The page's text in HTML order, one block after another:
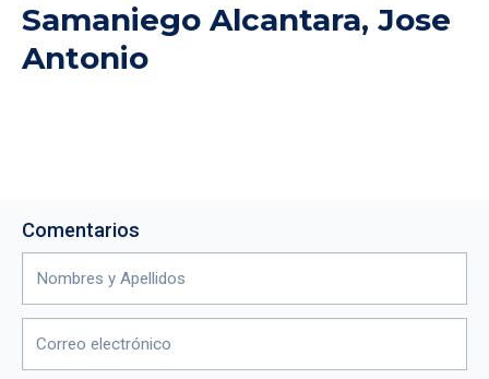
Samaniego Alcantara, Jose
Antonio
Comentarios